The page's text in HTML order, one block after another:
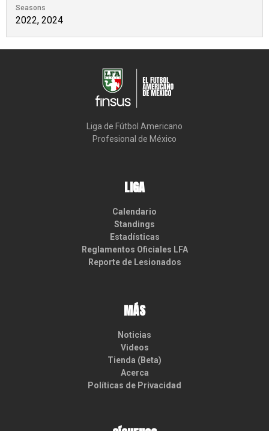
Seasons
2022, 2024
Liga de Fútbol Americano
Profesional de México
LIGA
Calendario
Standings
Estadísticas
Reglamentos Oficiales LFA
Reporte de Lesionados
MÁS
Noticias
Videos
Tienda (Beta)
Acerca
Políticas de Privacidad